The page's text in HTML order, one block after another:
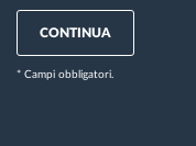
CONTINUA
* Campi obbligatori.